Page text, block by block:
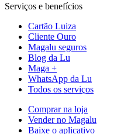
Serviços e benefícios
Cartão Luiza
Cliente Ouro
Magalu seguros
Blog da Lu
Maga +
WhatsApp da Lu
Todos os serviços
Comprar na loja
Vender no Magalu
Baixe o aplicativo